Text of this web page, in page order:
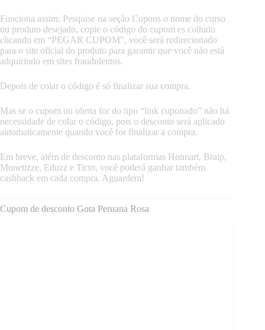
Funciona assim: Pesquise na seção Cupons o nome do curso
ou produto desejado, copie o código do cupom es colhido
clicando em “PEGAR CUPOM”, você será redirecionado
para o site oficial do produto para garantir que você não está
adquirindo em sites fraudulentos.
Depois de colar o código é só finalizar sua compra.
Mas se o cupom ou oferta for do tipo “link cuponado” não há
necessidade de colar o código, pois o desconto será aplicado
automaticamente quando você for finalizar a compra.
Em breve, além de desconto nas plataformas Hotmart, Braip,
Monetizze, Eduzz e Ticto, você poderá ganhar também
cashback em cada compra. Aguardem!
Cupom de desconto Gota Peruana Rosa